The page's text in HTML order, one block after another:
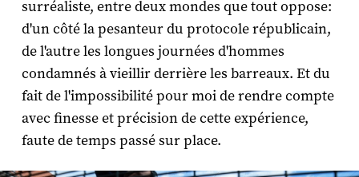
surréaliste, entre deux mondes que tout oppose:
d'un côté la pesanteur du protocole républicain,
de l'autre les longues journées d'hommes
condamnés à vieillir derrière les barreaux. Et du
fait de l'impossibilité pour moi de rendre compte
avec finesse et précision de cette expérience,
faute de temps passé sur place.